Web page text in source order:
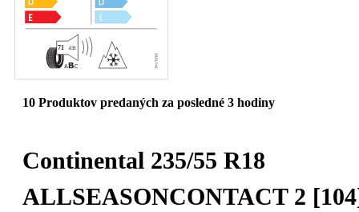
10 Produktov predaných za posledné 3 hodiny
Continental 235/55 R18
ALLSEASONCONTACT 2